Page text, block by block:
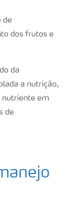
de
dos frutos e
da
a nutrição,
nutriente em
de